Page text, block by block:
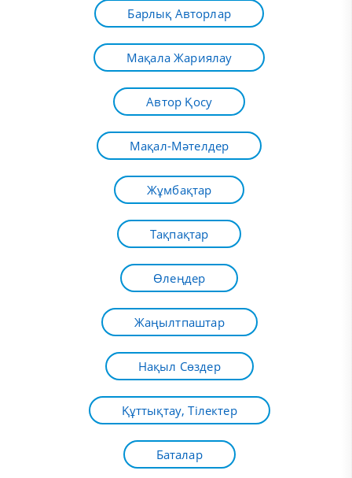
Барлық Авторлар
Мақала Жариялау
Автор Қосу
Мақал-Мәтелдер
Жұмбақтар
Тақпақтар
Өлеңдер
Жаңылтпаштар
Нақыл Сөздер
Құттықтау, Тілектер
Баталар